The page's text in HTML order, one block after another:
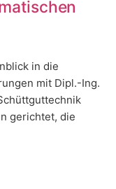
in die
mit Dipl.-Ing.
gerichtet, die